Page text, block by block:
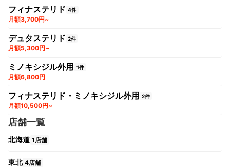
フィナステリド 4件
月額3,700円~
デュタステリド 2件
月額5,300円~
ミノキシジル外用 1件
月額6,800円
フィナステリド・ミノキシジル外用 2件
月額10,500円~
店舗一覧
北海道 1店舗
東北 4店舗